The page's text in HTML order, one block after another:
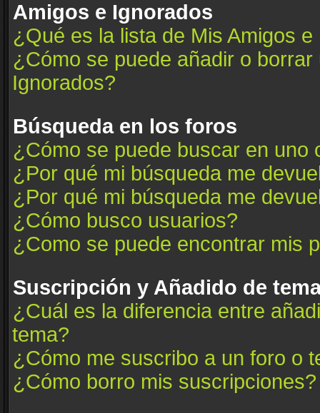
Amigos e Ignorados
¿Qué es la lista de Mis Amigos
¿Cómo se puede añadir o
Ignorados?
Búsqueda en los foros
¿Cómo se puede buscar en uno
¿Por qué mi búsqueda me
¿Por qué mi búsqueda me
¿Cómo busco usuarios?
¿Como se puede encontrar mis
Suscripción y Añadido de
¿Cuál es la diferencia entre
tema?
¿Cómo me suscribo a un foro o
¿Cómo borro mis suscripciones?